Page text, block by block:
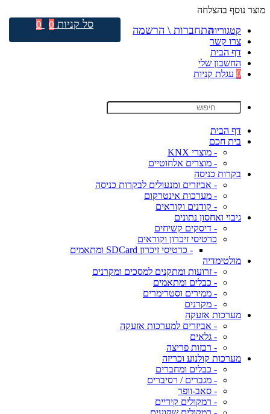
מוצר נוסף בהצלחה
קטגוריות
צרו קשר
דף הבית
החשבון שלי
0 עגלת קניות
דף הבית
בית חכם
- מוצרי KNX
- מוצרים אלחוטיים
בקרות כניסה
- אביזרים ומנעולים לבקרות כניסה
- מערכות אינטרקום
- קודנים וקוראים
גיבוי ואחסון נתונים
- דיסקים קשיחים
כרטיסי זיכרון וקוראים
- כרטיסי זיכרון SDCard ומתאמים
מולטימדיה
- זרועות ומתקנים למסכים ומקרנים
- כבלים ומתאמים
- ממירים וסטרימרים
- מקרנים
מערכות אזעקה
- אביזרים למערכות אזעקה
- גלאים
- רכזות פריצה
מערכות קולנוע וכריזה
- כבלים ומחברים
- מגברים / רסיברים
- סאב-וופר
- רמקולים קיריים
התחברות \ הרשמה סל קניות 0
0